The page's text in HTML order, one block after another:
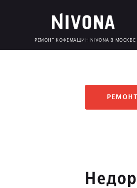
РЕМОНТ КОФЕМАШИН NIVONA В МОСКВЕ